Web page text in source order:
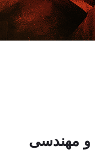
و مهندسی